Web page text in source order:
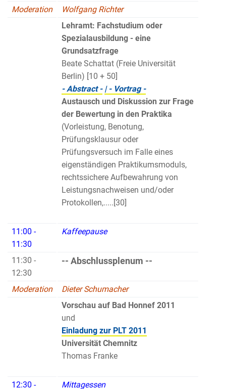
Moderation
Wolfgang Richter
Lehramt: Fachstudium oder
Spezialausbildung - eine
Grundsatzfrage
Beate Schattat (Freie Universität
Berlin) [10 + 50]
- Abstract - | - Vortrag -
Austausch und Diskussion zur Frage
der Bewertung in den Praktika
(Vorleistung, Benotung,
Prüfungsklausur oder
Prüfungsversuch im Falle eines
eigenständigen Praktikumsmoduls,
rechtssichere Aufbewahrung von
Leistungsnachweisen und/oder
Protokollen,.....[30]
11:00 -
11:30
Kaffeepause
11:30 -
12:30
-- Abschlussplenum --
Moderation
Dieter Schumacher
Vorschau auf Bad Honnef 2011
und
Einladung zur PLT 2011
Universität Chemnitz
Thomas Franke
12:30 -
Mittagessen